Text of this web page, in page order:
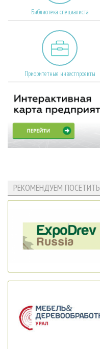
Библиотека специалиста
Приоритетные инвестпроекты
РЕКОМЕНДУЕМ ПОСЕТИТЬ